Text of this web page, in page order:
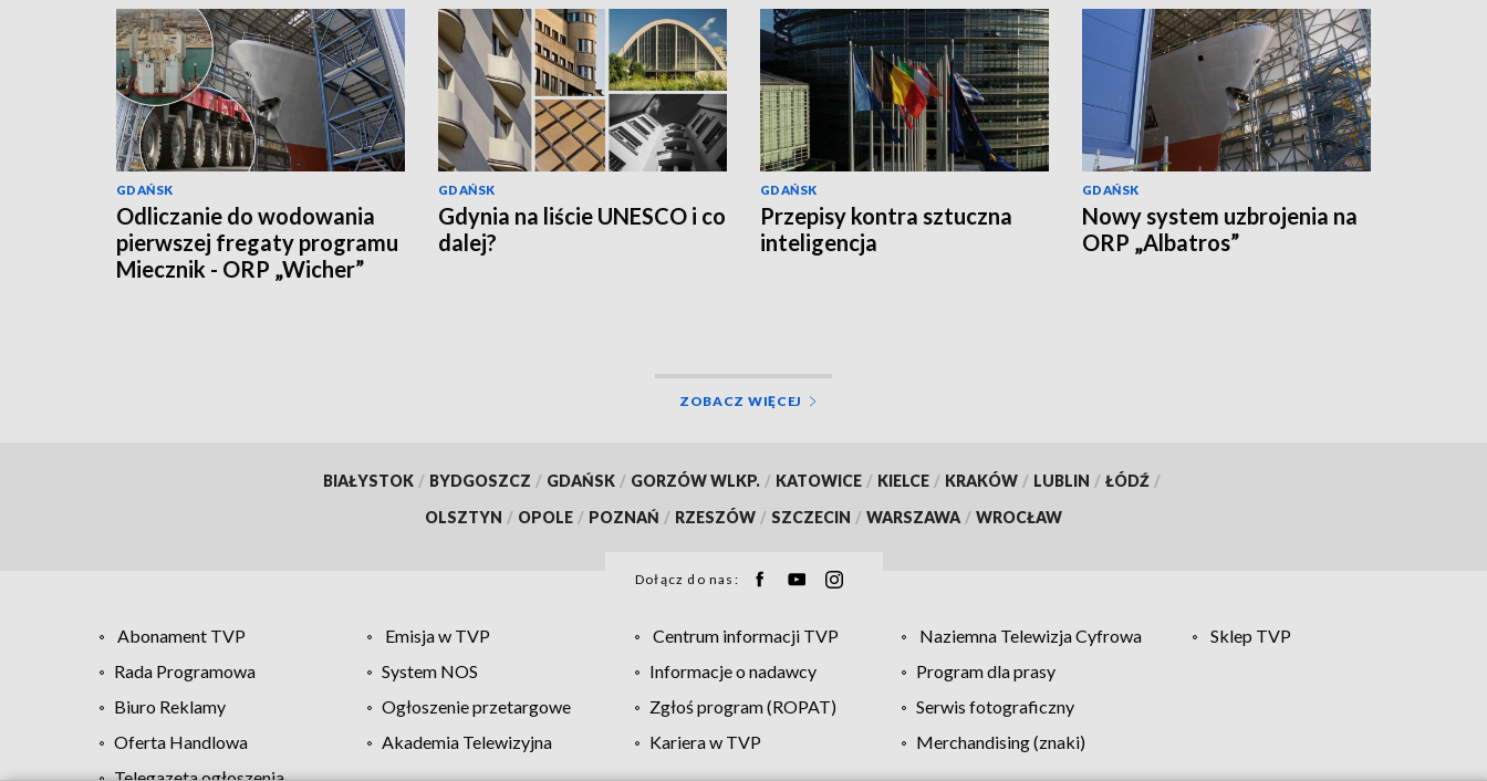
GDAŃSK
Odliczanie do wodowania
pierwszej fregaty programu
Miecznik - ORP „Wicher”
GDAŃSK
Gdynia na liście UNESCO i co
dalej?
GDAŃSK
Przepisy kontra sztuczna
inteligencja
GDAŃSK
Nowy system uzbrojenia na
ORP „Albatros”
ZOBACZ WIĘCEJ
BIAŁYSTOK / BYDGOSZCZ / GDAŃSK / GORZÓW WLKP. / KATOWICE / KIELCE / KRAKÓW / LUBLIN / ŁÓDŹ /
OLSZTYN / OPOLE / POZNAŃ / RZESZÓW / SZCZECIN / WARSZAWA / WROCŁAW
Dołącz do nas:
Abonament TVP Emisja w TVP Centrum informacji TVP Naziemna Telewizja Cyfrowa
Sklep TVP
Rada Programowa
System NOS Informacje o nadawcy
Program dla prasy
Biuro Reklamy
Ogłoszenie przetargowe Zgłoś program (ROPAT)
Serwis fotograficzny
Oferta Handlowa
Akademia Telewizyjna Kariera w TVP
Merchandising (znaki)